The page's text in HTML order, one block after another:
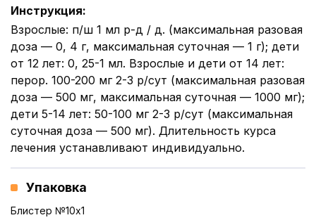
Инструкция:
Взрослые: п/ш 1 мл р-д / д. (максимальная разовая
доза — 0, 4 г, максимальная суточная — 1 г); дети
от 12 лет: 0, 25-1 мл. Взрослые и дети от 14 лет:
перор. 100-200 мг 2-3 р/сут (максимальная разовая
доза — 500 мг, максимальная суточная — 1000 мг);
дети 5-14 лет: 50-100 мг 2-3 р/сут (максимальная
суточная доза — 500 мг). Длительность курса
лечения устанавливают индивидуально.
Упаковка
Блистер №10x1